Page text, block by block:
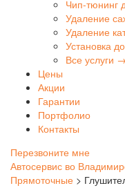
Чип-тюнинг
Удаление
Удаление
Установка
Все услуги →
Цены
Акции
Гарантии
Портфолио
Контакты
Перезвоните мне
Автосервис во
Прямоточные >